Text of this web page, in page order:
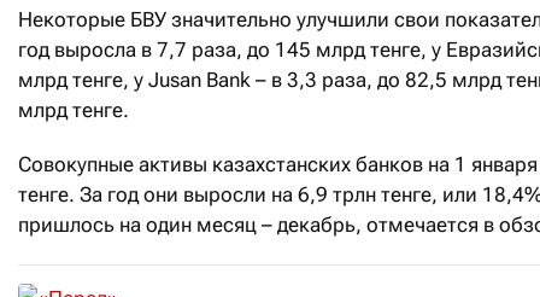
Некоторые БВУ значительно улучшили свои
год выросла в 7,7 раза, до 145 млрд тенге, у
млрд тенге, у Jusan Bank – в 3,3 раза, до 82,5 млрд
млрд тенге.
Совокупные активы казахстанских банков на 1
тенге. За год они выросли на 6,9 трлн тенге, или
пришлось на один месяц – декабрь, отмечается в